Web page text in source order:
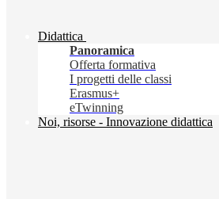
Didattica
Panoramica
Offerta formativa
I progetti delle classi
Erasmus+
eTwinning
Noi, risorse - Innovazione didattica